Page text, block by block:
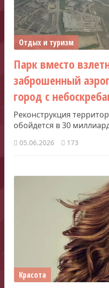
Отдых и туризм
Парк вместо
заброшенный
город с
Реконструкция
обойдется в 30
05.06.2026 173
Красота